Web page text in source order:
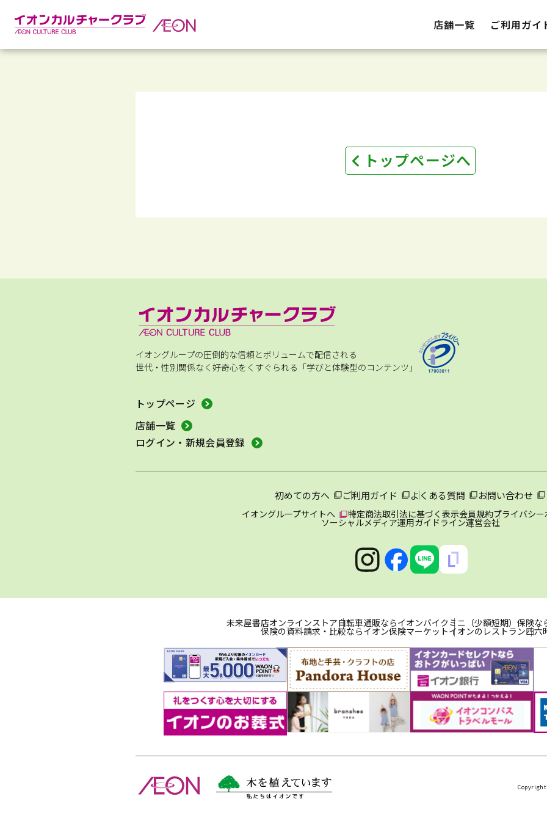
店舗一覧 ご利用ガイ
トップページへ
イオングループの圧倒的な信頼とボリュームで配信される
世代・性別関係なく好奇心をくすぐられる「学びと体験型のコンテンツ」
トップページ
店舗一覧
ログイン・新規会員登録
初めての方へ ご利用ガイド よくある質問 お問い合わせ
イオングループサイトへ 特定商法取引法に基づく表示会員規約プライバシ
ソーシャルメディア運用ガイドライン運営会社
未来屋書店オンラインストア自転車通販ならイオンバイク ミニ（少額短期）保険な
保険の資料請求・比較ならイオン保険マーケットイオンのレストラン四六
Copyright